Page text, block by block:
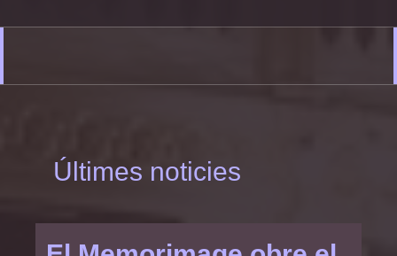
Últimes noticies